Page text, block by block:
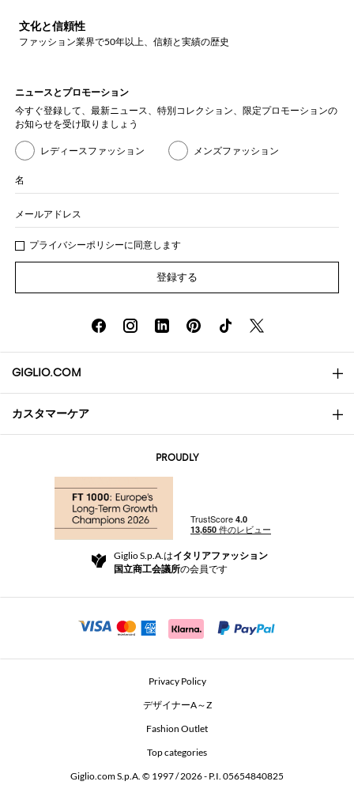
文化と信頼性
ファッション業界で50年以上、信頼と実績の歴史
ニュースとプロモーション
今すぐ登録して、最新ニュース、特別コレクション、限定プロモーションの
お知らせを受け取りましょう
レディースファッション メンズファッション
名
メールアドレス
プライバシーポリシーに同意します
登録する
GIGLIO.COM
会社概要
Community Store
Beauty Seekers VIP Club
カスタマーケア
返品と返金
For a safe shopping experience
Security Communication
PROUDLY
Giglio S.p.A.はイタリアファッション
国立商工会議所の会員です
Privacy Policy
デザイナーA～Z
Fashion Outlet
Top categories
Giglio.com S.p.A. © 1997 / 2026 - P.I. 05654840825